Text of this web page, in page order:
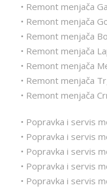
• Remont menjača
• Remont menjača
• Remont menjača
• Remont menjača
• Remont menjača
• Remont menjača
• Remont menjača
• Popravka i servis
• Popravka i servis
• Popravka i servis
• Popravka i servis
• Popravka i servis